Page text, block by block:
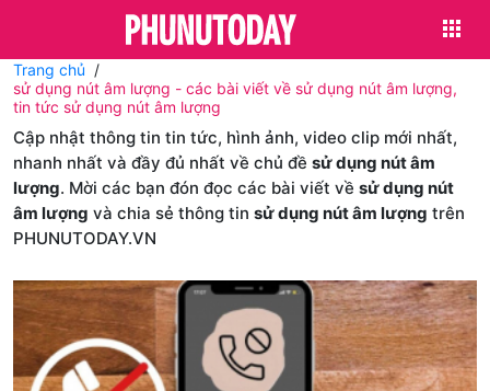
Trang chủ
sử dụng nút âm lượng - các bài viết về sử dụng nút âm lượng,
tin tức sử dụng nút âm lượng
Cập nhật thông tin tin tức, hình ảnh, video clip mới nhất,
nhanh nhất và đầy đủ nhất về chủ đề sử dụng nút âm
lượng. Mời các bạn đón đọc các bài viết về sử dụng nút
âm lượng và chia sẻ thông tin sử dụng nút âm lượng trên
PHUNUTODAY.VN